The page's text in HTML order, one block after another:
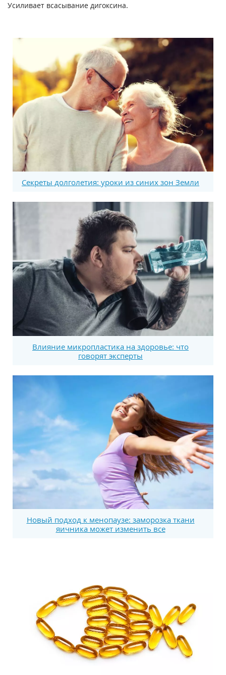
Усиливает всасывание дигоксина.
Секреты долголетия: уроки из синих зон Земли
Влияние микропластика на здоровье: что
говорят эксперты
Новый подход к менопаузе: заморозка ткани
яичника может изменить все